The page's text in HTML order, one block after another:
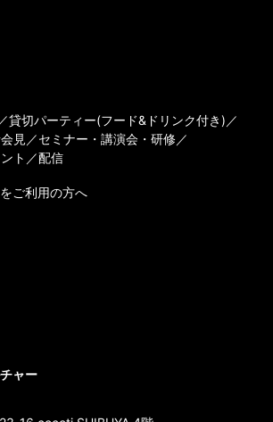
貸切パーティー(フード&ドリンク付き)
見
セミナー・講演会・研修
ト
配信
ご利用の方へ
ャー